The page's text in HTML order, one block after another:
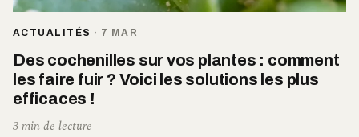
ACTUALITÉS · 7 MAR
Des cochenilles sur vos plantes : comment
les faire fuir ? Voici les solutions les plus
efficaces !
3 min de lecture